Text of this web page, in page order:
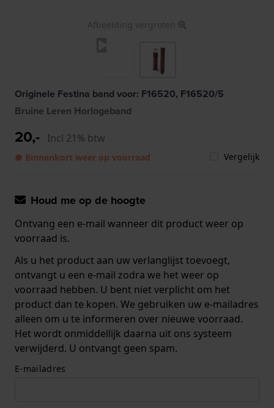
Afbeelding vergroten
Originele Festina band voor: F16520, F16520/5
Bruine Leren Horlogeband
20,- Incl 21% btw
● Binnenkort weer op voorraad Vergelijk
Houd me op de hoogte
Ontvang een e-mail wanneer dit product weer op
voorraad is.
Als u het product aan uw verlanglijst toevoegt,
ontvangt u een e-mail zodra we het weer op
voorraad hebben. U bent niet verplicht om het
product dan te kopen. We gebruiken uw e-mailadres
alleen om u te informeren over nieuwe voorraad.
Het wordt onmiddellijk daarna uit ons systeem
verwijderd. U ontvangt geen spam.
E-mailadres